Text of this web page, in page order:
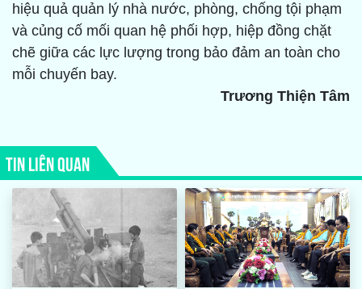
hiệu quả quản lý nhà nước, phòng, chống tội phạm
và củng cố mối quan hệ phối hợp, hiệp đồng chặt
chẽ giữa các lực lượng trong bảo đảm an toàn cho
mỗi chuyến bay.
Trương Thiện Tâm
TIN LIÊN QUAN